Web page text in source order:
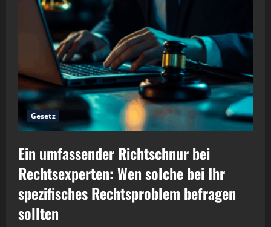
Gesetz
Ein umfassender Richtschnur bei
Rechtsexperten: Wen solche bei Ihr
spezifisches Rechtsproblem befragen
sollten